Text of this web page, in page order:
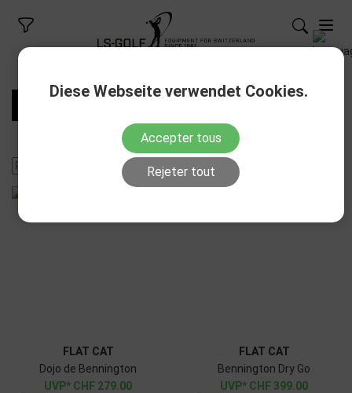
FLAT CAT
Dojo de Bennington
CHF 279.00
FLAT CAT
Bennington Dry Go
CHF 399.00
Diese Webseite verwendet Cookies.
Accepter tous
Rejeter tout